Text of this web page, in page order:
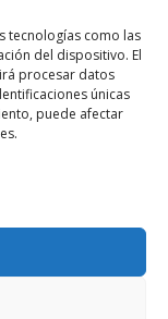
tecnologías como las
del dispositivo. El
procesar datos
únicas
puede afectar